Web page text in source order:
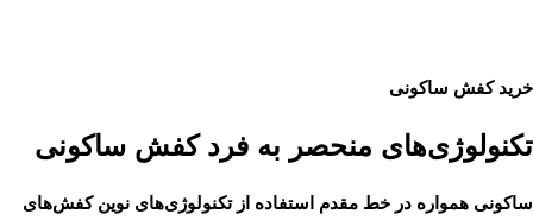
خرید کفش ساکونی
تکنولوژی‌های منحصر به فرد کفش ساکونی
ساکونی همواره در خط مقدم استفاده ازتکنولوژی‌های نوین کفش‌های